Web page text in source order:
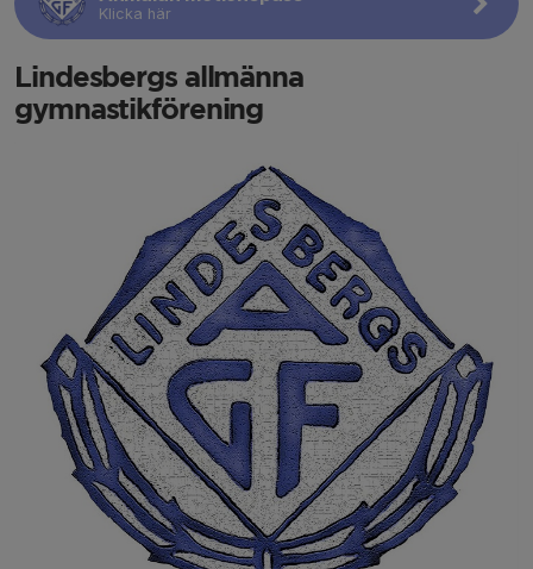
Klicka här
Lindesbergs allmänna
gymnastikförening